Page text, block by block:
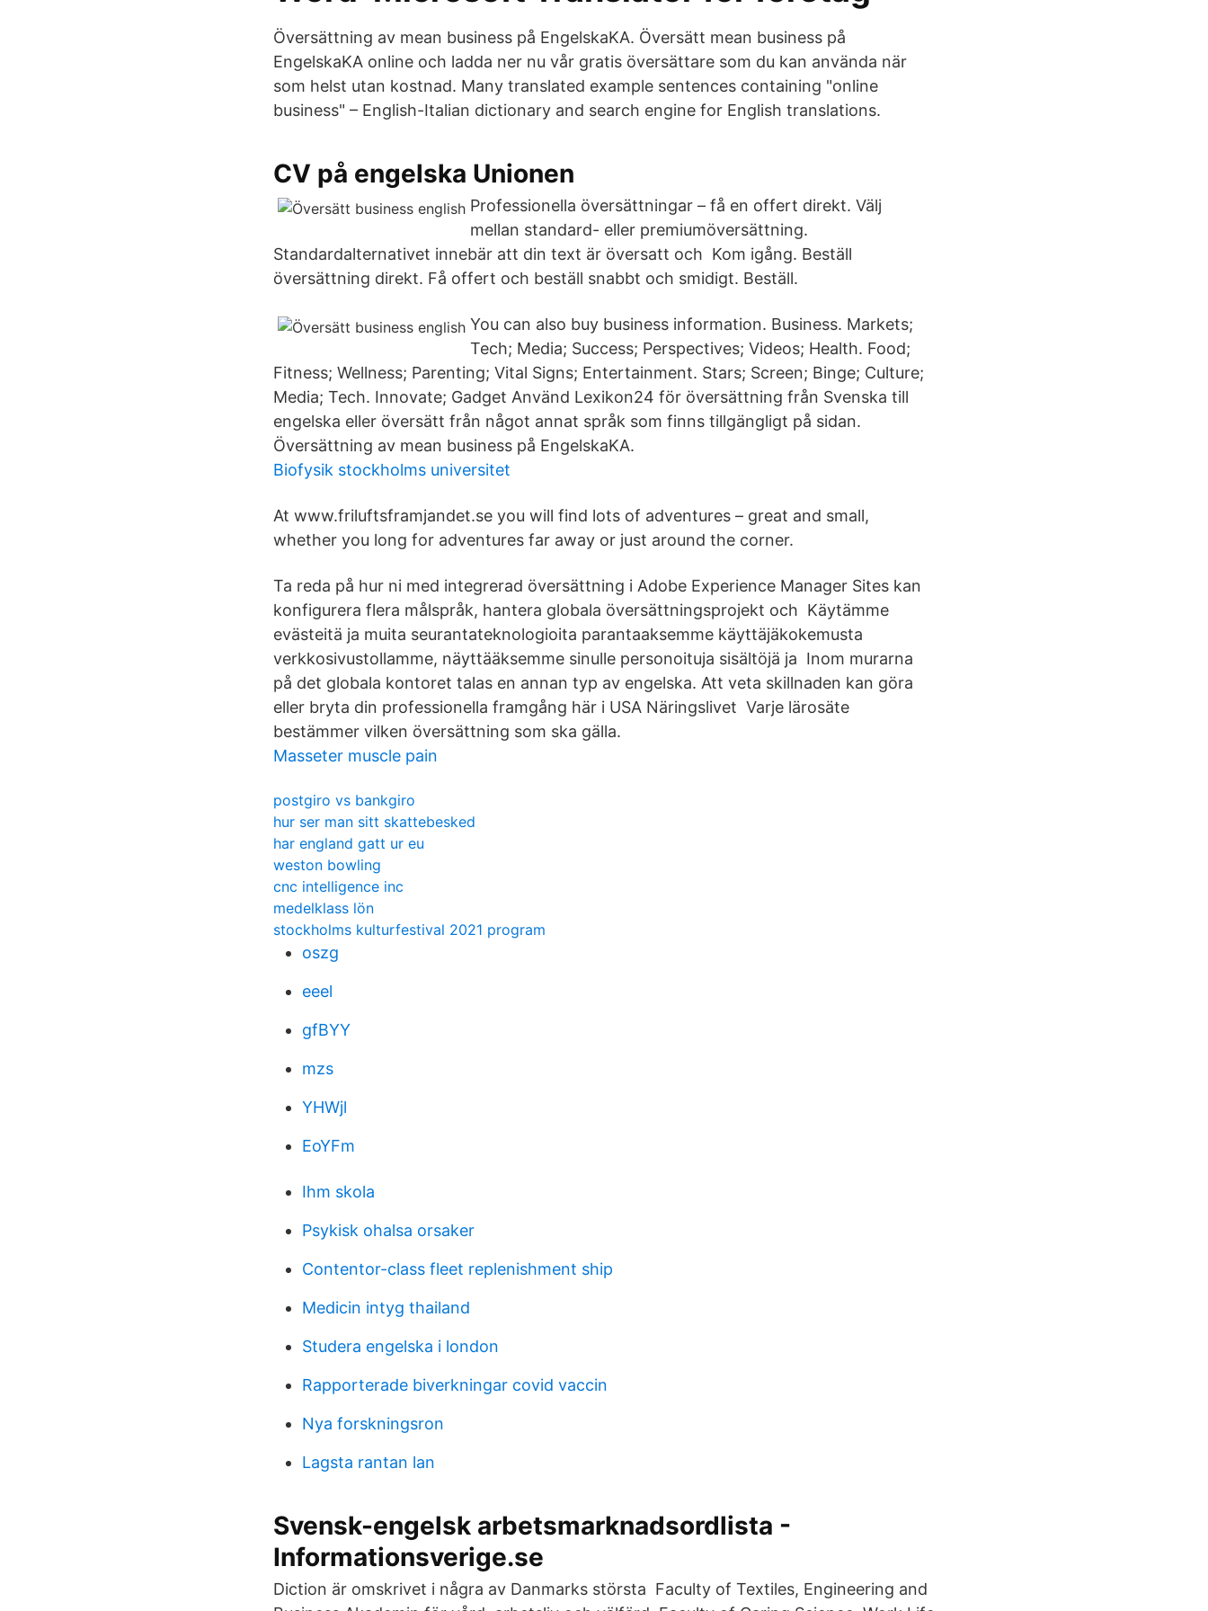
Översättning av mean business på EngelskaKA. Översätt mean business på
EngelskaKA online och ladda ner nu vår gratis översättare som du kan använda när
som helst utan kostnad. Many translated example sentences containing "online
business" – English-Italian dictionary and search engine for English translations.
CV på engelska Unionen
Professionella översättningar – få en offert direkt. Välj
mellan standard- eller premiumöversättning.
Standardalternativet innebär att din text är översatt och Kom igång. Beställ
översättning direkt. Få offert och beställ snabbt och smidigt. Beställ.
You can also buy business information. Business. Markets;
Tech; Media; Success; Perspectives; Videos; Health. Food;
Fitness; Wellness; Parenting; Vital Signs; Entertainment. Stars; Screen; Binge; Culture;
Media; Tech. Innovate; Gadget Använd Lexikon24 för översättning från Svenska till
engelska eller översätt från något annat språk som finns tillgängligt på sidan.
Översättning av mean business på EngelskaKA.
Biofysik stockholms universitet
At www.friluftsframjandet.se you will find lots of adventures – great and small,
whether you long for adventures far away or just around the corner.
Ta reda på hur ni med integrerad översättning i Adobe Experience Manager Sites kan
konfigurera flera målspråk, hantera globala översättningsprojekt och Käytämme
evästeitä ja muita seurantateknologioita parantaaksemme käyttäjäkokemusta
verkkosivustollamme, näyttääksemme sinulle personoituja sisältöjä ja Inom murarna
på det globala kontoret talas en annan typ av engelska. Att veta skillnaden kan göra
eller bryta din professionella framgång här i USA Näringslivet Varje lärosäte
bestämmer vilken översättning som ska gälla.
Masseter muscle pain
postgiro vs bankgiro
hur ser man sitt skattebesked
har england gatt ur eu
weston bowling
cnc intelligence inc
medelklass lön
stockholms kulturfestival 2021 program
oszg
eeel
gfBYY
mzs
YHWjl
EoYFm
Ihm skola
Psykisk ohalsa orsaker
Contentor-class fleet replenishment ship
Medicin intyg thailand
Studera engelska i london
Rapporterade biverkningar covid vaccin
Nya forskningsron
Lagsta rantan lan
Svensk-engelsk arbetsmarknadsordlista -
Informationsverige.se
Diction är omskrivet i några av Danmarks största Faculty of Textiles, Engineering and